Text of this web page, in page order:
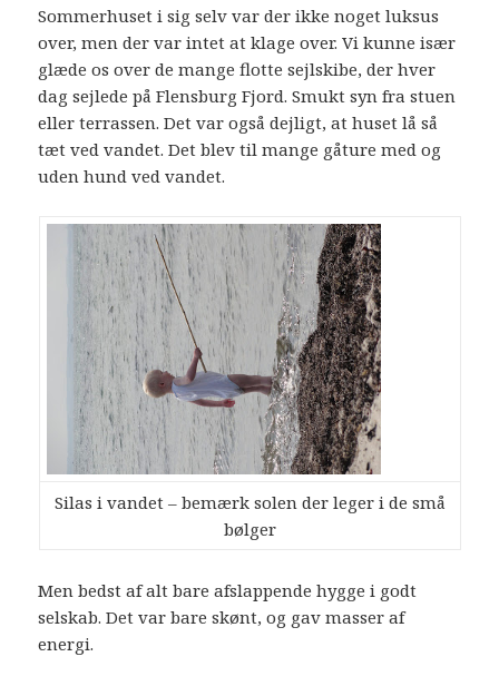
Sommerhuset i sig selv var der ikke noget luksus
over, men der var intet at klage over. Vi kunne især
glæde os over de mange flotte sejlskibe, der hver
dag sejlede på Flensburg Fjord. Smukt syn fra stuen
eller terrassen. Det var også dejligt, at huset lå så
tæt ved vandet. Det blev til mange gåture med og
uden hund ved vandet.
Silas i vandet – bemærk solen der leger i de små
bølger
Men bedst af alt bare afslappende hygge i godt
selskab. Det var bare skønt, og gav masser af
energi.